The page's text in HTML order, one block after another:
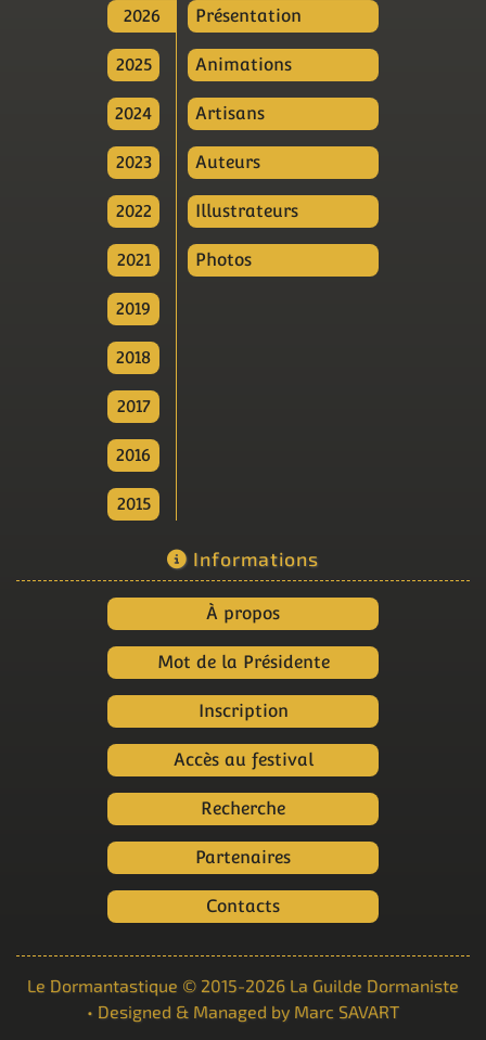
2026
2025
2024
2023
2022
2021
2019
2018
2017
2016
2015
Présentation
Animations
Artisans
Auteurs
Illustrateurs
Photos
Informations
À propos
Mot de la Présidente
Inscription
Accès au festival
Recherche
Partenaires
Contacts
Le Dormantastique © 2015-2026 La Guilde Dormaniste
• Designed & Managed by Marc SAVART